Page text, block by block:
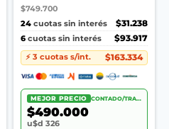
$749.700
24 cuotas sin interés
$31.238
6 cuotas sin interés $93.917
⚡ 3 cuotas s/int. $163.334
MEJOR PRECIO CONTADO/TRANSF.
$490.000
u$d 326